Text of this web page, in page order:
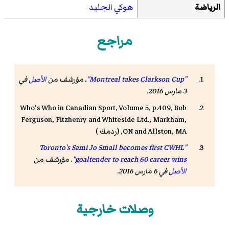
الرياضة
هوكي الجليد
مراجع
"Montreal takes Clarkson Cup" . مؤرشف منالأصلفي
3 مارس 2016.
Who's Who in Canadian Sport, Volume 5, p.409, Bob
Ferguson, Fitzhenry and Whiteside Ltd., Markham,
ON and Allston, MA, ( ردمك)
"Toronto's Sami Jo Small becomes first CWHL
goaltender to reach 60 career wins" . مؤرشف من
الأصلفي 6 مارس 2016.
وصلات خارجية